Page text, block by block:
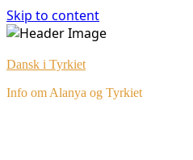
Skip to content
Dansk i Tyrkiet
Info om Alanya og Tyrkiet